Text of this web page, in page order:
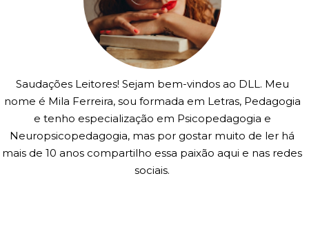
Saudações Leitores! Sejam bem-vindos ao DLL. Meu
nome é Mila Ferreira, sou formada em Letras, Pedagogia
e tenho especialização em Psicopedagogia e
Neuropsicopedagogia, mas por gostar muito de ler há
mais de 10 anos compartilho essa paixão aqui e nas redes
sociais.